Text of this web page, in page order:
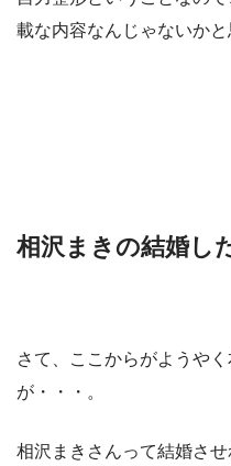
載な内容なんじゃないかと
相沢まきの結婚し
さて、ここからがようや
が・・・。
相沢まきさんって結婚させ